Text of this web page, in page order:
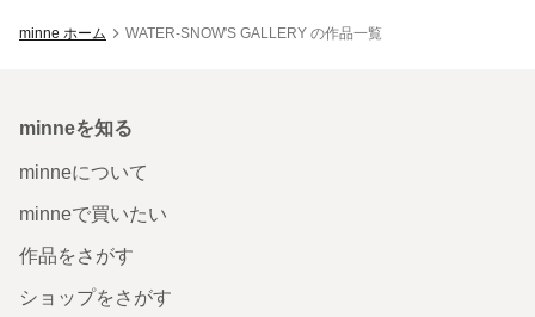
minne ホーム WATER-SNOW'S GALLERY の作品一覧
minneを知る
minneについて
minneで買いたい
作品をさがす
ショップをさがす